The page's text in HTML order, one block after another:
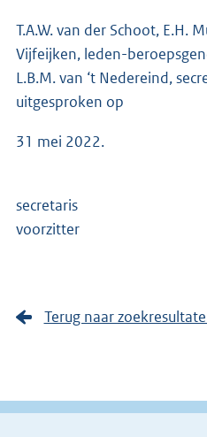
T.A.W. van der Schoot, E.H.
Vijfeijken, leden-
L.B.M. van ‘t Nedereind,
uitgesproken op
31 mei 2022.
voorzitter
Terug naar